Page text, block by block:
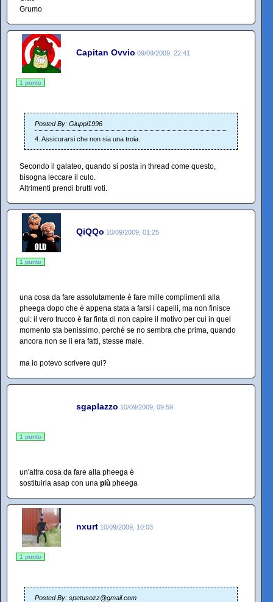
Grumo
Capitan Ovvio 09/09/2009, 22:41
1 punto
Posted By: Giuppi1996
4. Assicurarsi che non sia una troia.
Secondo il galateo, quando si posta in thread come questo,
bisogna leccare il culo.
Altrimenti prendi brutti voti.
QiQQo 10/09/2009, 01:25
1 punto
una cosa da fare assolutamente è fare mille complimenti alla
pheega dopo che è appena stata a farsi i capelli, ma non finisce
qui: il vero trucco è far finta di non capire il motivo per cui in quel
momento sta benissimo, perché se no sembra che prima, quando
ancora non se li era fatti, stesse male.
ma io potevo scrivere qui?
sgaplazzo 10/09/2009, 09:59
1 punto
un'altra cosa da fare alla pheega è
sostituirla asap con una più pheega
nxurt 10/09/2009, 10:03
1 punto
Posted By: spetusozz@gmail.com